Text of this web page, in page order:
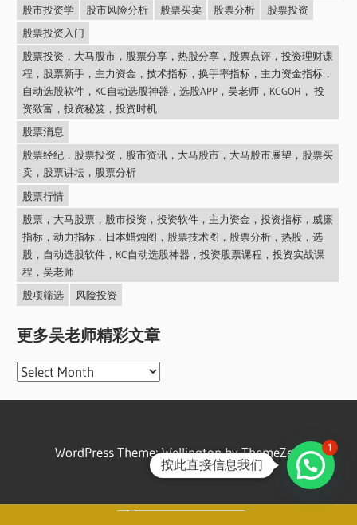
股市投资学
股市风险分析 股票买卖 股票分析
股票投资
股票投资入门
股票投资，大马股市，股票分享，热股分享，股票点评，投资理财课
程，股票新手，主力资金，技术指标，换手率指标，主力资金指标，
自动选股软件，KC自动选股神器，选股APP，吴老师，KCGOH， 投
资致富，投资秘笈，投资时机
股票消息
股票经纪，股票投资，股市资讯，大马股市，大马股市展望，股票买
卖，股票讲坛，股票分析
股票行情
股票，大马股票，股市投资，投资软件，主力资金，投资指标，威廉
指标，动力指标，日本蜡烛图，股票技术图，股票分析，热股，选
股，自动选股软件，KC自动选股神器，投资股票课程，投资实战课
程，吴老师
股项筛选
风险投资
更多吴老师精彩文章
更
彩
WordPress Theme: Wellington by ThemeZee.
按此直接信息我们
1